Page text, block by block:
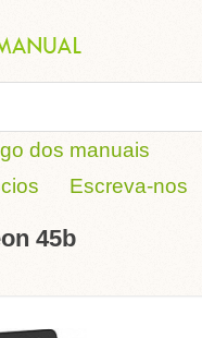
dos manuais
Escreva-nos
45b